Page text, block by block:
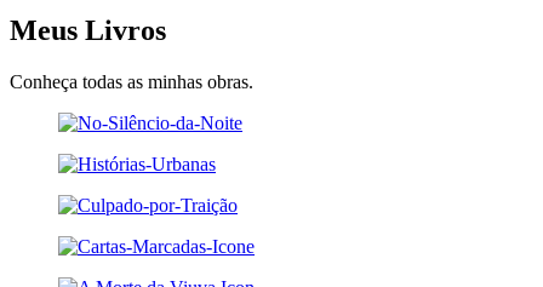
Meus Livros
Conheça todas as minhas obras.